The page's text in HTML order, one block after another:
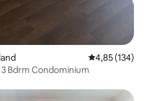
4,85 av 5 i
4,85 (134)
Bdrm Condominium